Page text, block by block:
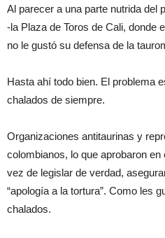
Al parecer a una parte nutrida del
-la Plaza de Toros de Cali, donde
no le gustó su defensa de la
Hasta ahí todo bien. El problema
chalados de siempre.
Organizaciones antitaurinas y
colombianos, lo que aprobaron
vez de legislar de verdad,
“apología a la tortura”. Como les
chalados.